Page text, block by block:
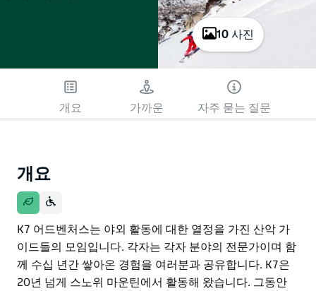
10 사진
개요 가까운 자주 묻는 질문
개요
K7 어드벤처스는 야외 활동에 대한 열정을 가진 산악 가
이드들의 모임입니다. 각자는 각자 분야의 전문가이며 함
께 수십 년간 쌓아온 경험을 여러분과 공유합니다. K7은
20년 넘게 스노위 마운틴에서 활동해 왔습니다. 그동안